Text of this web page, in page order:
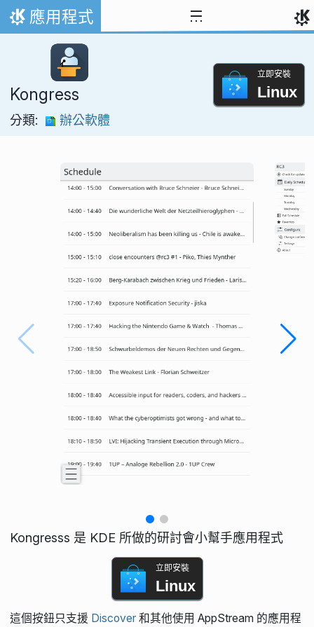
跳到內容
首頁
應用程式
Kongress
分類: 辦公軟體
立即安裝
Linux
Kongresss 是 KDE 所做的研討會小幫手應用程式
立即安裝
Linux
這個按鈕只支援 Discover和其他使用 AppStream 的應用程